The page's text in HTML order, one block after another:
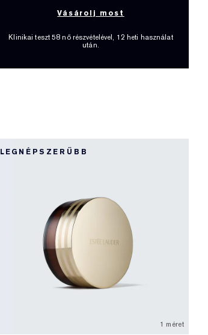
Vásárolj most
Klinikai teszt 58 nő részvételével, 12 heti használat
után.
LEGNÉPSZERŰBB
1 méret